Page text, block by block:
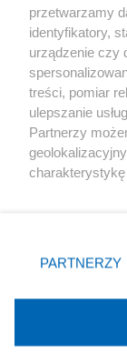
Kultura
X
przetwarzamy
identyfikatory,
urządzenie czy
treści, pomiar
ulepszanie
Partnerzy
charakterystykę
zmienić/
znajdujący się
rodzaje
użytkownika,
przetwarzaniu.
PARTNERZY